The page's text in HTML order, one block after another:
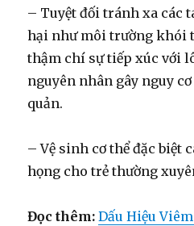
– Tuyệt đối tránh xa các
hại như môi trường khói
thậm chí sự tiếp xúc với
nguyên nhân gây nguy
quản.
– Vệ sinh cơ thể đặc biệt
họng cho trẻ thường
Đọc thêm: Dấu Hiệu